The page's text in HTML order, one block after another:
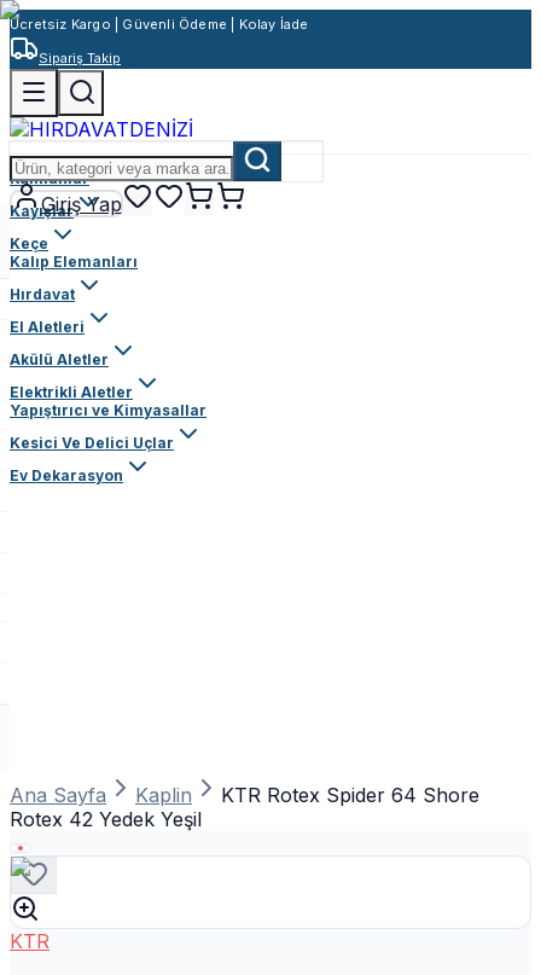
Ücretsiz Kargo | Güvenli Ödeme | Kolay İade
Sipariş Takip
Giriş Yap
Rulmanlar
Kayışlar
Keçe
Kalıp Elemanları
Hırdavat
El Aletleri
Akülü Aletler
Elektrikli Aletler
Yapıştırıcı ve Kimyasallar
Kesici Ve Delici Uçlar
Ev Dekarasyon
Ana Sayfa Kaplin
KTR Rotex Spider 64 Shore
Rotex 42 Yedek Yeşil
KTR